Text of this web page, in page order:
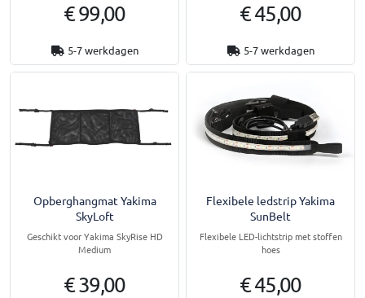
€ 99,00
5-7 werkdagen
€ 45,00
5-7 werkdagen
Opberghangmat Yakima
SkyLoft
Geschikt voor Yakima SkyRise HD
Medium
€ 39,00
Flexibele ledstrip Yakima
SunBelt
Flexibele LED-lichtstrip met stoffen
hoes
€ 45,00